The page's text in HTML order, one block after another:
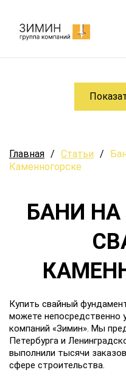
Главная / Статьи /
Каменногорске
БАНИ
Купить свайный
можете непосредственно
компаний «Зимин». Мы
Петербурга и
выполнили тысячи
сфере строительства.